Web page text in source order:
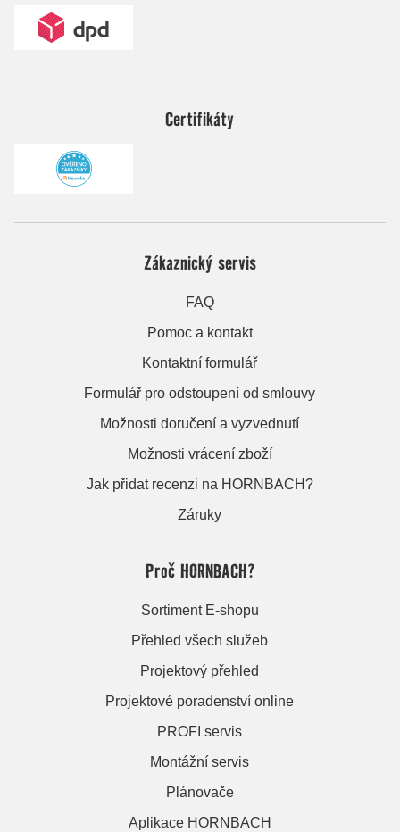
Certifikáty
Zákaznický servis
FAQ
Pomoc a kontakt
Kontaktní formulář
Formulář pro odstoupení od smlouvy
Možnosti doručení a vyzvednutí
Možnosti vrácení zboží
Jak přidat recenzi na HORNBACH?
Záruky
Proč HORNBACH?
Sortiment E-shopu
Přehled všech služeb
Projektový přehled
Projektové poradenství online
PROFI servis
Montážní servis
Plánovače
Aplikace HORNBACH